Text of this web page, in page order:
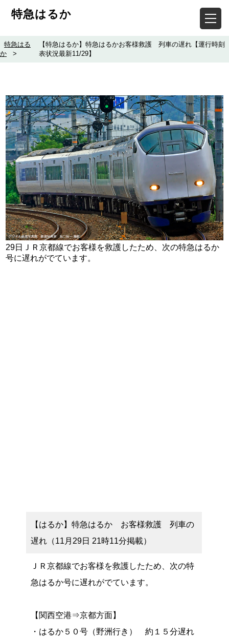
特急はるか
特急はる
か
>
【特急はるか】特急はるかお客様救護 列車の遅れ【運行時刻
表状況最新11/29】
29日ＪＲ京都線でお客様を救護したため、次の特急はるか
号に遅れがでています。
【はるか】特急はるか お客様救護 列車の
遅れ（11月29日 21時11分掲載）
ＪＲ京都線でお客様を救護したため、次の特
急はるか号に遅れがでています。
【関西空港⇒京都方面】
・はるか５０号（野洲行き） 約１５分遅れ